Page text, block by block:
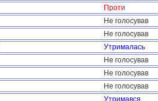
Проти
Не голосував
Не голосував
Утрималась
Не голосував
Не голосував
Не голосував
Утримався